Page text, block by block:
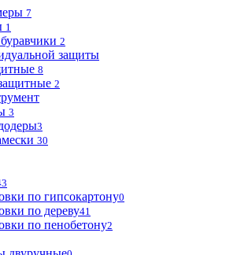
7
1
2
защиты
8
2
3
3
30
по гипсокартону0
по дереву41
по пенобетону2